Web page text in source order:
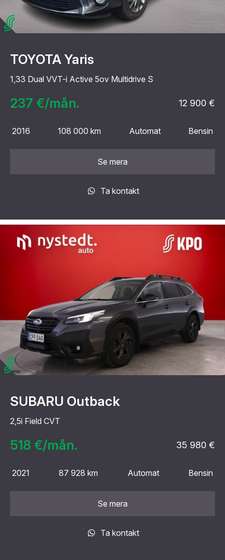
TOYOTA Yaris
1,33 Dual VVT-i Active 5ov Multidrive S
237 €/mån. 12 900 €
2016 108 000 km Automat Bensin
Se mera
Ta kontakt
SUBARU Outback
2,5i Field CVT
518 €/mån. 35 980 €
2021 87 928 km Automat Bensin
Se mera
Ta kontakt